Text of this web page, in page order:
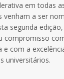
em todas
venham a ser
segunda
compromisso
e com a
universitários.